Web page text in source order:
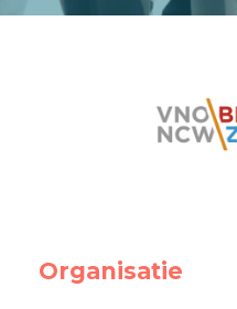
Organisatie